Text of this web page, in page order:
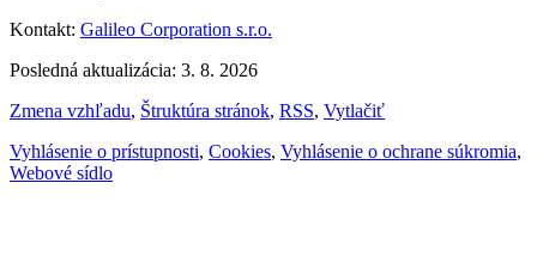
Kontakt: Galileo Corporation s.r.o.
Posledná aktualizácia: 3. 8. 2026
Zmena vzhľadu, Štruktúra stránok, RSS, Vytlačiť
Vyhlásenie o prístupnosti, Cookies, Vyhlásenie o ochrane súkromia,
Webové sídlo